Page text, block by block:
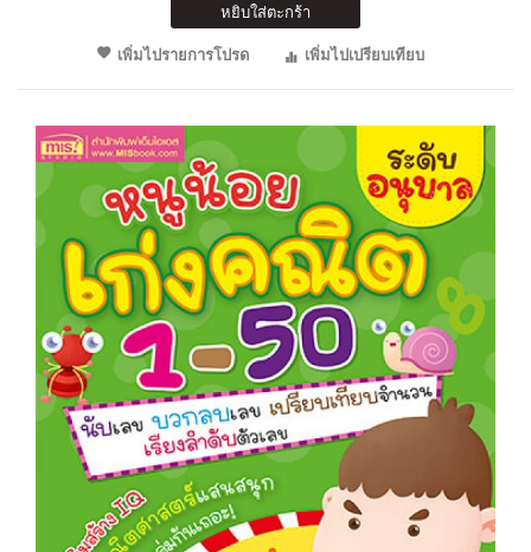
หยิบใส่ตะกร้า
เพิ่มไปรายการโปรด
เพิ่มไปเปรียบเทียบ